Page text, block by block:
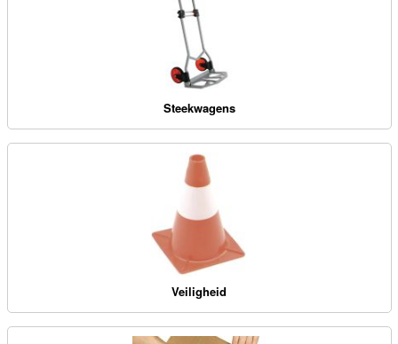
Steekwagens
Veiligheid